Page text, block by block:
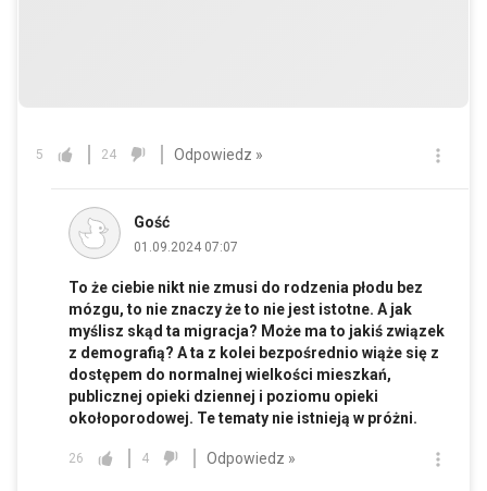
5 24 Odpowiedz »
Gość
01.09.2024 07:07
To że ciebie nikt nie zmusi do rodzenia płodu bez
mózgu, to nie znaczy że to nie jest istotne. A jak
myślisz skąd ta migracja? Może ma to jakiś związek
z demografią? A ta z kolei bezpośrednio wiąże się z
dostępem do normalnej wielkości mieszkań,
publicznej opieki dziennej i poziomu opieki
okołoporodowej. Te tematy nie istnieją w próżni.
26 4 Odpowiedz »